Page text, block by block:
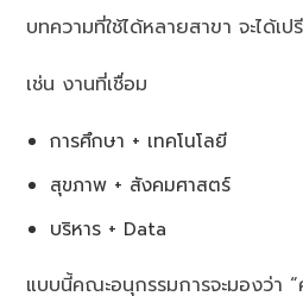
บทความที่ใช้ได้หลายสาขา จะได้เ
เช่น งานที่เชื่อม
การศึกษา + เทคโนโลยี
สุขภาพ + สังคมศาสตร์
บริหาร + Data
แบบนี้คณะอนุกรรมการจะมองว่า “